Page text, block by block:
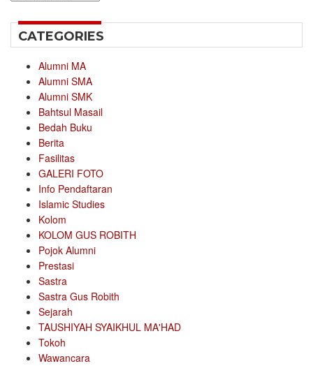
CATEGORIES
Alumni MA
Alumni SMA
Alumni SMK
Bahtsul Masail
Bedah Buku
Berita
Fasilitas
GALERI FOTO
Info Pendaftaran
Islamic Studies
Kolom
KOLOM GUS ROBITH
Pojok Alumni
Prestasi
Sastra
Sastra Gus Robith
Sejarah
TAUSHIYAH SYAIKHUL MA'HAD
Tokoh
Wawancara